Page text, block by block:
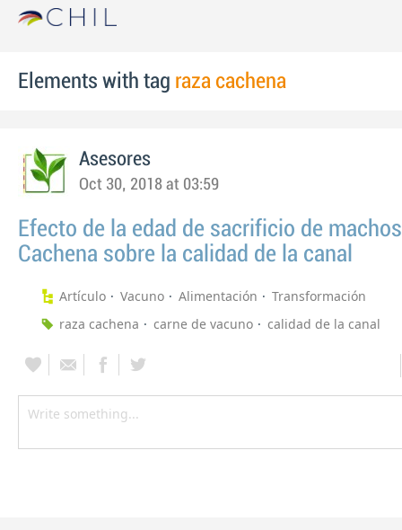
Elements with tag raza cachena
Asesores
Oct 30, 2018 at 03:59
Efecto de la edad de sacrificio de
Cachena sobre la calidad de la canal
Artículo Vacuno Alimentación
Transformación
raza cachena
carne de vacuno calidad de la canal